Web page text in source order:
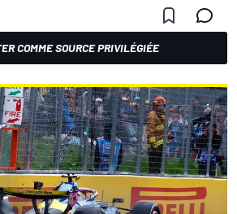
COMME SOURCE PRIVILÉGIÉE